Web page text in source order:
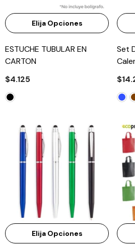
Elija Opciones
ESTUCHE TUBULAR EN
CARTON
$4.125
Set
Elija Opciones